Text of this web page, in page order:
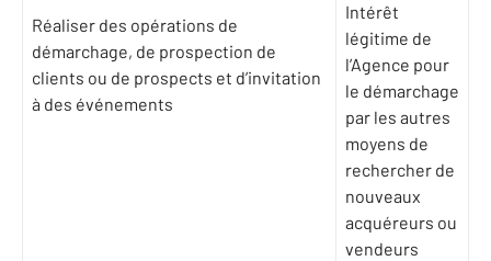
Réaliser des opérations de
démarchage, de prospection de
clients ou de prospects et d’invitation
à des événements
Intérêt
légitime de
l’Agence pour
le démarchage
par les autres
moyens de
rechercher de
nouveaux
acquéreurs ou
vendeurs